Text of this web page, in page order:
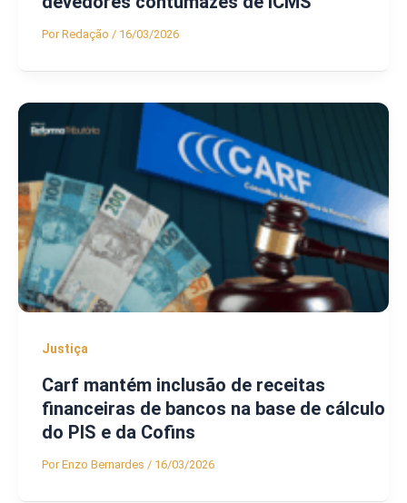
PorRedação / 16/03/2026
Justiça
Carf mantém inclusão de receitas
financeiras de bancos na base de cálculo
do PIS e da Cofins
PorEnzo Bernardes / 16/03/2026